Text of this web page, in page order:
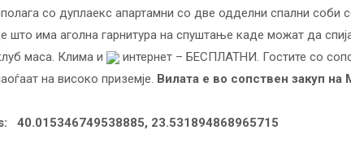
со дуплаекс апартамни со две одделни спални соби
што има аголна гарнитура на спуштање каде можат да
маса. Клима и
интернет – БЕСПЛАТНИ. Гостите со
на високо приземје. Вилата е во сопствен закуп на
40.015346749538885, 23.531894868965715